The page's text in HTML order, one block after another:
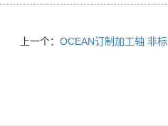
上一个： OCEAN订制加工轴 非标